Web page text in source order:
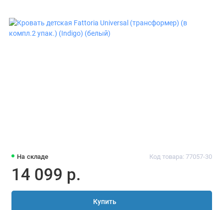
На складе Код товара: 77057-30
14 099 р.
Купить